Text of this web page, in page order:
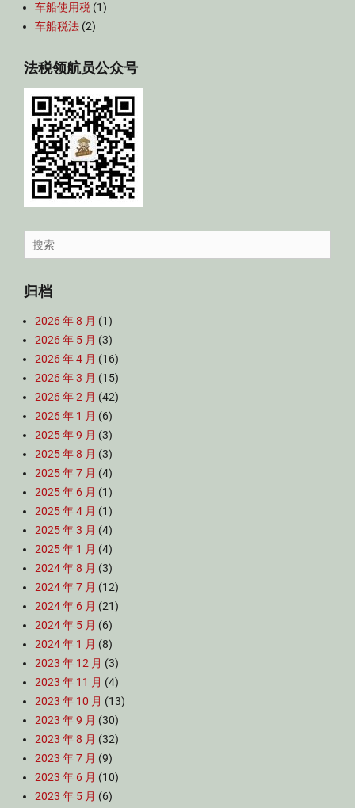
车船使用税 (1)
车船税法 (2)
法税领航员公众号
Search
for:
归档
2026 年 8 月 (1)
2026 年 5 月 (3)
2026 年 4 月 (16)
2026 年 3 月 (15)
2026 年 2 月 (42)
2026 年 1 月 (6)
2025 年 9 月 (3)
2025 年 8 月 (3)
2025 年 7 月 (4)
2025 年 6 月 (1)
2025 年 4 月 (1)
2025 年 3 月 (4)
2025 年 1 月 (4)
2024 年 8 月 (3)
2024 年 7 月 (12)
2024 年 6 月 (21)
2024 年 5 月 (6)
2024 年 1 月 (8)
2023 年 12 月 (3)
2023 年 11 月 (4)
2023 年 10 月 (13)
2023 年 9 月 (30)
2023 年 8 月 (32)
2023 年 7 月 (9)
2023 年 6 月 (10)
2023 年 5 月 (6)